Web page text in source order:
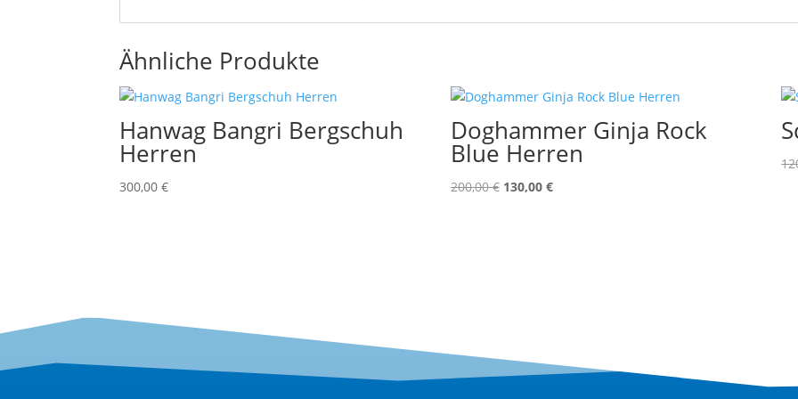
Ähnliche Produkte
Hanwag Bangri Bergschuh
Herren
300,00€
Doghammer Ginja Rock
Blue Herren
200,00€ Ursprünglicher
130,00 €Aktueller